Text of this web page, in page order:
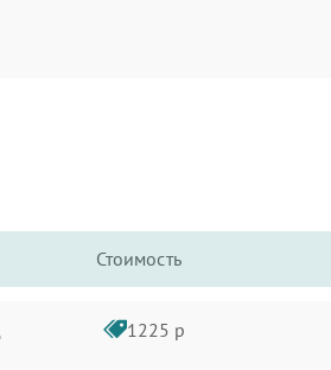
Стоимость
1225 р